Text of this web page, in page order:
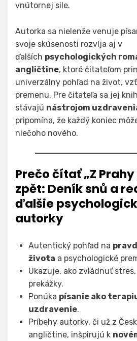
vnútornej sile.
Autorka sa nielenže venuje
svoje skúsenosti rozvíja aj v
ďalších psychologických
angličtine, ktoré čitateľom
univerzálny pohľad na život,
premenu. Pre čitateľa sa jej
stávajú nástrojom
pripomína, že každý koniec
niečoho nového.
Prečo čítať „Z
zpět: Deník snů a
ďalšie
autorky
Autentický pohľad na
života a psychologické
Ukazuje, ako zvládnuť
prekážky.
Ponúka písanie ako
uzdravenie.
Príbehy autorky, či už z
angličtine, inšpirujú k